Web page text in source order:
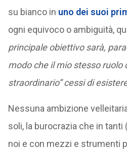
su bianco in uno dei suoi
ogni equivoco o ambiguità,
principale obiettivo sarà,
modo che il mio stesso ruolo
straordinario” cessi di
Nessuna ambizione
soli, la burocrazia che in tanti
noi e con mezzi e strumenti